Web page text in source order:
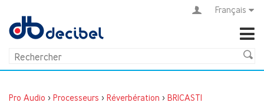
Français
Pro Audio > Processeurs > Réverbération > BRICASTI